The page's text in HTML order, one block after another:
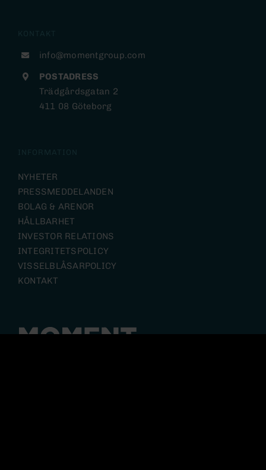
NYHETER
PRESSMEDDELANDEN
BOLAG & ARENOR
HÅLLBARHET
INVESTOR RELATIONS
INTEGRITETSPOLICY
VISSELBLÅSARPOLICY
KONTAKT
info@momentgroup.com
POSTADRESS
Trädgårdsgatan 2
411 08 Göteborg